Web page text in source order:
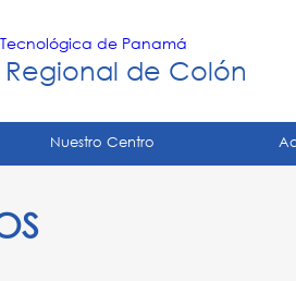
de Panamá
de Colón
Nuestro Centro